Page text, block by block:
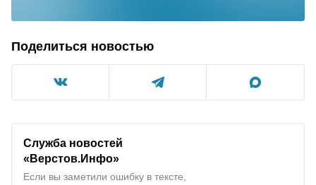
Поделиться новостью
Служба новостей
«Верстов.Инфо»
Если вы заметили ошибку в тексте,